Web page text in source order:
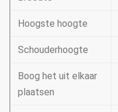
Hoogste hoogte
Schouderhoogte
Boog het uit elkaar
plaatsen